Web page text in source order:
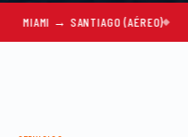
→ SANTIAGO (AÉREO)